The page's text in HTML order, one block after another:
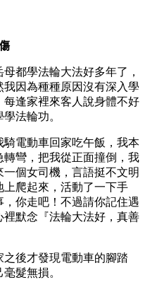
都學法輪大法好多年了，
我因為種種原因沒有深入學
逢家裡來客人說身體不好
法輪功。
電動車回家吃午飯，我本
彎，把我從正面撞倒，我
個女司機，言語挺不文明
爬起來，活動了一下手
你走吧！不過請你記住遇
默念『法輪大法好，真善
後才發現電動車的腳踏
髮無損。